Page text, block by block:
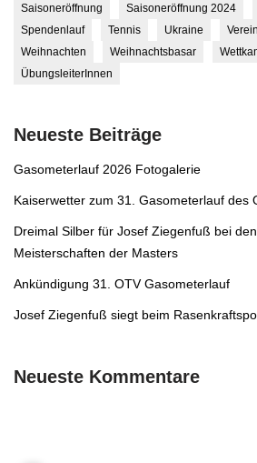
Saisoneröffnung
Saisoneröffnung 2024
Spendenlauf
Tennis Ukraine
Weihnachten
Weihnachtsbasar
ÜbungsleiterInnen
Neueste Beiträge
Gasometerlauf 2026 Fotogalerie
Kaiserwetter zum 31. Gasometerlauf des
Dreimal Silber für Josef Ziegenfuß bei
Meisterschaften der Masters
Ankündigung 31. OTV Gasometerlauf
Josef Ziegenfuß siegt beim
Neueste Kommentare